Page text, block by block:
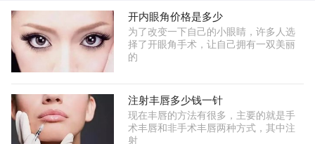
开内眼角价格是多少
为了改变一下自己的小眼睛，许多人选
择了开眼角手术，让自己拥有一双美丽
的
注射丰唇多少钱一针
现在丰唇的方法有很多，主要的就是手
术丰唇和非手术丰唇两种方式，其中注
射